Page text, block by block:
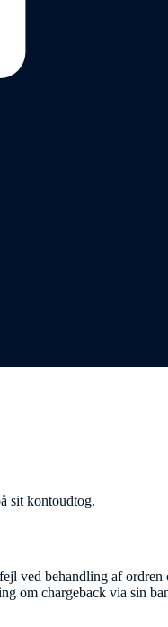
sit kontoudtog.
ved behandling af ordren
om chargeback via sin